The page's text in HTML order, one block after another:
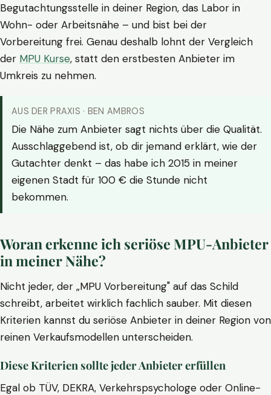
Begutachtungsstelle in deiner Region, das Labor in
Wohn- oder Arbeitsnähe – und bist bei der
Vorbereitung frei. Genau deshalb lohnt der Vergleich
der MPU Kurse, statt den erstbesten Anbieter im
Umkreis zu nehmen.
AUS DER PRAXIS · BEN AMBROS
Die Nähe zum Anbieter sagt nichts über die Qualität.
Ausschlaggebend ist, ob dir jemand erklärt, wie der
Gutachter denkt – das habe ich 2015 in meiner
eigenen Stadt für 100 € die Stunde nicht
bekommen.
Woran erkenne ich seriöse MPU-Anbieter
in meiner Nähe?
Nicht jeder, der „MPU Vorbereitung" auf das Schild
schreibt, arbeitet wirklich fachlich sauber. Mit diesen
Kriterien kannst du seriöse Anbieter in deiner Region von
reinen Verkaufsmodellen unterscheiden.
Diese Kriterien sollte jeder Anbieter erfüllen
Egal ob TÜV, DEKRA, Verkehrspsychologe oder Online-